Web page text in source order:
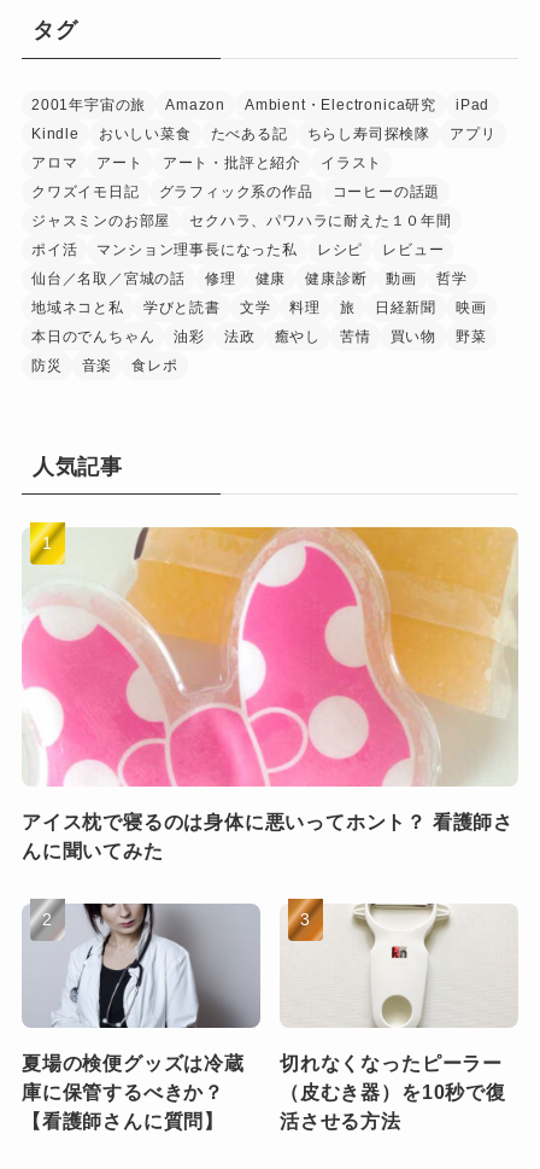
タグ
2001年宇宙の旅 Amazon Ambient・Electronica研究
iPad
Kindle
おいしい菜食 たべある記 ちらし寿司探検隊
アプリ
アロマ
アート アート・批評と紹介
イラスト
クワズイモ日記
グラフィック系の作品
コーヒーの話題
ジャスミンのお部屋
セクハラ、パワハラに耐えた１０年間
ポイ活
マンション理事長になった私 レシピ
レビュー
仙台／名取／宮城の話
修理 健康 健康診断 動画
哲学
地域ネコと私
学びと読書 文学 料理 旅 日経新聞
映画
本日のでんちゃん
油彩 法政 癒やし 苦情 買い物
野菜
防災
音楽 食レポ
人気記事
アイス枕で寝るのは身体に悪いってホント？ 看護師さ
んに聞いてみた
夏場の検便グッズは冷蔵
庫に保管するべきか？
【看護師さんに質問】
切れなくなったピーラー
（皮むき器）を10秒で復
活させる方法